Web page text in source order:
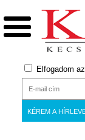
Elfogadom az